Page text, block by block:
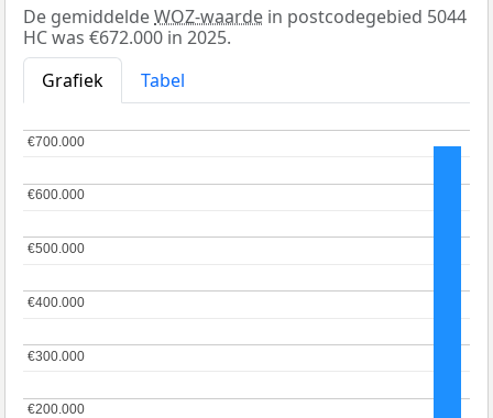
De gemiddeldeWOZ-waarde in postcodegebied 5044
HC was €672.000 in 2025.
Grafiek
Tabel
€200.000
€200.000
€300.000
€300.000
€400.000
€400.000
€500.000
€500.000
€600.000
€600.000
€700.000
€700.000